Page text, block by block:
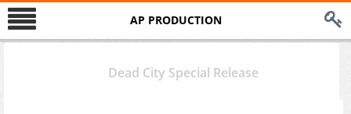
AP PRODUCTION
Dead City Special Release